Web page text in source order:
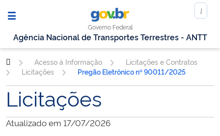
Governo Federal
Agência Nacional de Transportes Terrestres - ANTT
Acesso à Informação
Licitações e Contratos
Licitações
Pregão Eletrônico nº 90011/2025
Licitações
Atualizado em 17/07/2026